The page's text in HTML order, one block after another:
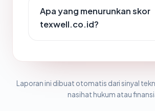
Apa yang menurunkan skor
texwell.co.id?
Laporan ini dibuat otomatis dari sinyal
nasihat hukum atau